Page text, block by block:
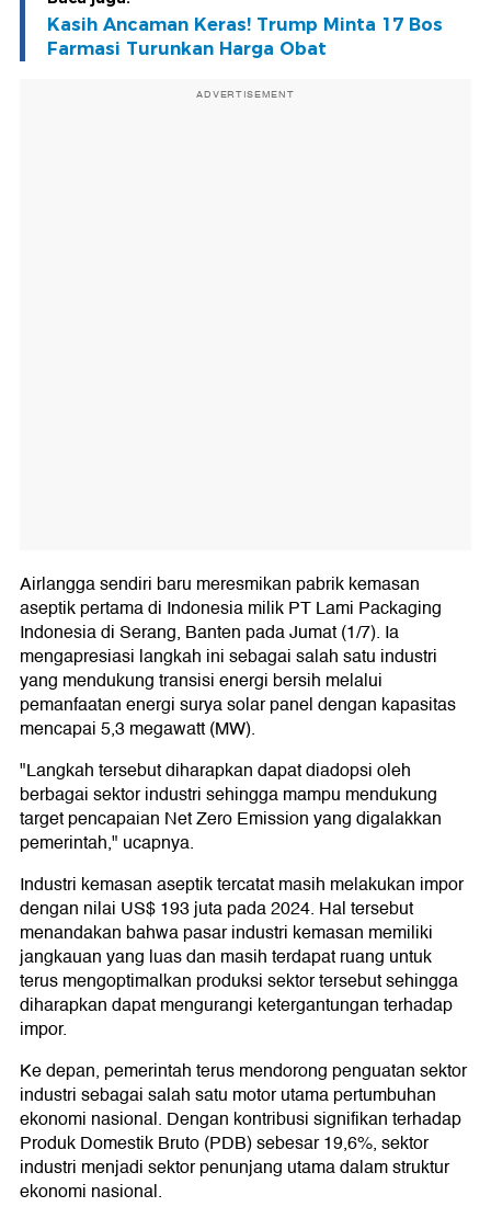
Kasih Ancaman Keras! Trump Minta 17 Bos
Farmasi Turunkan Harga Obat
ADVERTISEMENT
Airlangga sendiri baru meresmikan pabrik kemasan
aseptik pertama di Indonesia milik PT Lami Packaging
Indonesia di Serang, Banten pada Jumat (1/7). Ia
mengapresiasi langkah ini sebagai salah satu industri
yang mendukung transisi energi bersih melalui
pemanfaatan energi surya solar panel dengan kapasitas
mencapai 5,3 megawatt (MW).
"Langkah tersebut diharapkan dapat diadopsi oleh
berbagai sektor industri sehingga mampu mendukung
target pencapaian Net Zero Emission yang digalakkan
pemerintah," ucapnya.
Industri kemasan aseptik tercatat masih melakukan impor
dengan nilai US$ 193 juta pada 2024. Hal tersebut
menandakan bahwa pasar industri kemasan memiliki
jangkauan yang luas dan masih terdapat ruang untuk
terus mengoptimalkan produksi sektor tersebut sehingga
diharapkan dapat mengurangi ketergantungan terhadap
impor.
Ke depan, pemerintah terus mendorong penguatan sektor
industri sebagai salah satu motor utama pertumbuhan
ekonomi nasional. Dengan kontribusi signifikan terhadap
Produk Domestik Bruto (PDB) sebesar 19,6%, sektor
industri menjadi sektor penunjang utama dalam struktur
ekonomi nasional.